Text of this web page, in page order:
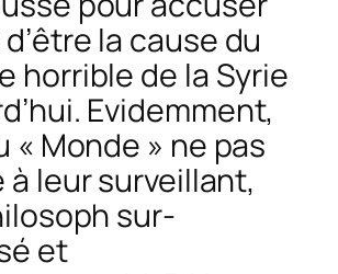
la cause du
horrible de la Syrie
Evidemment,
« Monde » ne pas
à leur surveillant,
sur-
et